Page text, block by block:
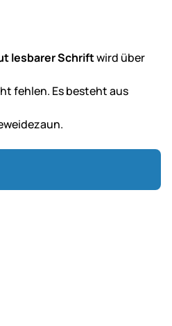
lesbarer Schriftwird über
fehlen. Es besteht aus